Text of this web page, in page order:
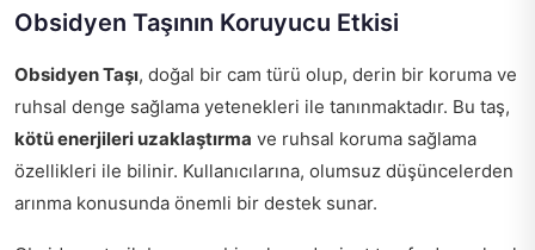
Obsidyen Taşının Koruyucu Etkisi
Obsidyen Taşı, doğal bir cam türü olup, derin bir koruma ve
ruhsal denge sağlama yetenekleri ile tanınmaktadır. Bu taş,
kötü enerjileri uzaklaştırma ve ruhsal koruma sağlama
özellikleri ile bilinir. Kullanıcılarına, olumsuz düşüncelerden
arınma konusunda önemli bir destek sunar.